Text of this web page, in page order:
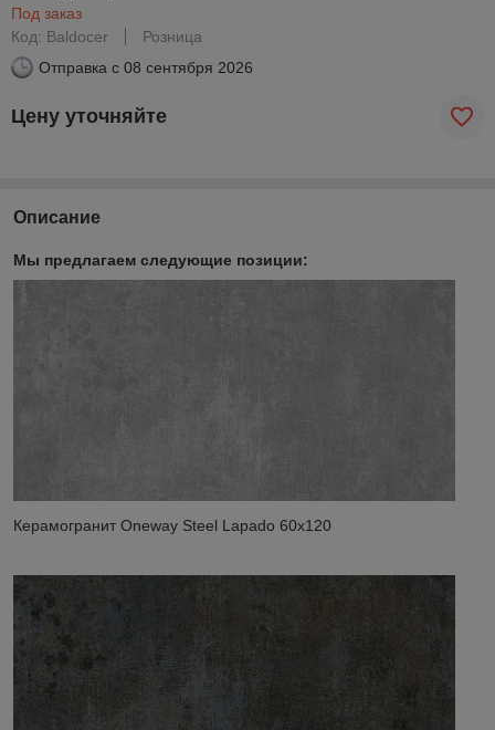
Под заказ
Код: Baldocer
Розница
Отправка с 08 сентября 2026
Цену уточняйте
Описание
Мы предлагаем следующие позиции:
Керамогранит Oneway Steel Lapado 60x120